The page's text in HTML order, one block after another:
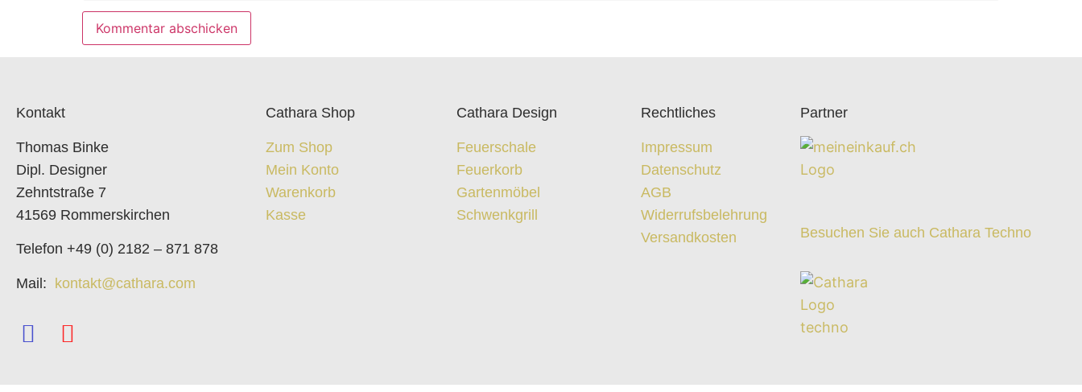
Kontakt
Thomas Binke
Dipl. Designer
Zehntstraße 7
41569 Rommerskirchen
Telefon +49 (0) 2182 – 871 878
Mail: kontakt@cathara.com
Cathara Shop
Zum Shop
Mein Konto
Warenkorb
Kasse
Cathara Design
Feuerschale
Feuerkorb
Gartenmöbel
Schwenkgrill
Rechtliches
Impressum
Datenschutz
AGB
Widerrufsbelehrung
Versandkosten
Partner
Besuchen Sie auch Cathara Techno